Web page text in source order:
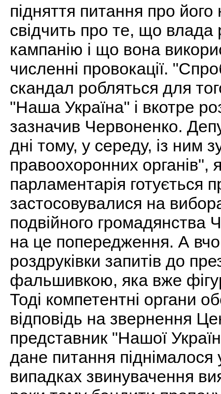
підняття питання про
свідчить про те, що влада
кампанію і що вона
численні провокації.
скандал робляться для
"Наша Україна" і вкотре
зазначив Червоненко.
дні тому, у середу, із ним
правоохоронних органів",
парламентарія готується
застосовувалися на
подвійного громадянства
на це попередження. А
роздруківки запитів до
фальшивкою, яка вже
Тоді компетентні органи
відповідь на звернення
представник "Нашої
дане питання піднімалося
випадках звинувачення